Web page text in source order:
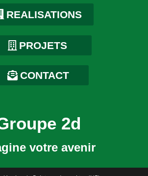
REALISATIONS
PROJETS
CONTACT
2d
votre avenir